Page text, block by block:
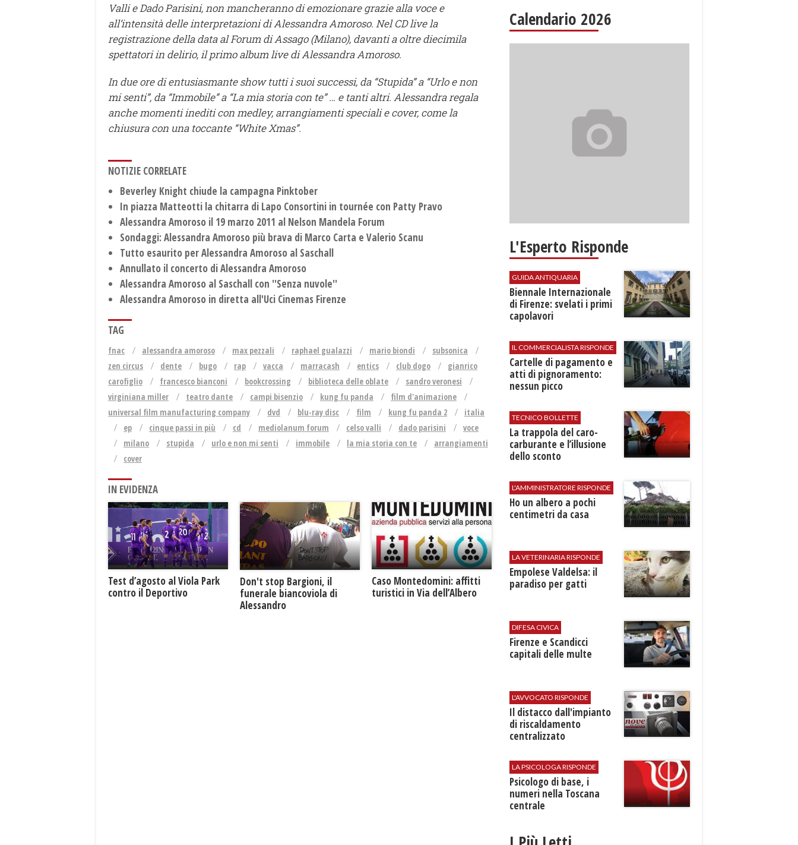
Valli e Dado Parisini, non mancheranno di emozionare grazie alla voce e
all’intensità delle interpretazioni di Alessandra Amoroso. Nel CD live la
registrazione della data al Forum di Assago (Milano), davanti a oltre diecimila
spettatori in delirio, il primo album live di Alessandra Amoroso.
In due ore di entusiasmante show tutti i suoi successi, da “Stupida” a “Urlo e non
mi senti”, da “Immobile” a “La mia storia con te” … e tanti altri. Alessandra regala
anche momenti inediti con medley, arrangiamenti speciali e cover, come la
chiusura con una toccante “White Xmas”.
NOTIZIE CORRELATE
Beverley Knight chiude la campagna Pinktober
In piazza Matteotti la chitarra di Lapo Consortini in tournée con Patty Pravo
Alessandra Amoroso il 19 marzo 2011 al Nelson Mandela Forum
Sondaggi: Alessandra Amoroso più brava di Marco Carta e Valerio Scanu
Tutto esaurito per Alessandra Amoroso al Saschall
Annullato il concerto di Alessandra Amoroso
Alessandra Amoroso al Saschall con ''Senza nuvole''
Alessandra Amoroso in diretta all'Uci Cinemas Firenze
TAG
fnac alessandra amoroso max pezzali raphael gualazzi mario biondi
subsonica
zen circus
dente bugo rap vacca marracash entics club dogo
gianrico
carofiglio
francesco bianconi bookcrossing biblioteca delle oblate
sandro veronesi
virginiana miller
teatro dante campi bisenzio kung fu panda
film d'animazione
universal film manufacturing company
dvd blu-ray disc film kung fu panda 2
italia
ep
cinque passi in più cd mediolanum forum celso valli dado parisini
voce
milano
stupida urlo e non mi senti immobile la mia storia con te
arrangiamenti
cover
IN EVIDENZA
Test d’agosto al Viola Park
contro il Deportivo
Don't stop Bargioni, il
funerale biancoviola di
Alessandro
Caso Montedomini: affitti
turistici in Via dell’Albero
Calendario 2026
L'Esperto Risponde
GUIDA ANTIQUARIA
Biennale Internazionale
di Firenze: svelati i primi
capolavori
IL COMMERCIALISTA RISPONDE
Cartelle di pagamento e
atti di pignoramento:
nessun picco
TECNICO BOLLETTE
​La trappola del caro-
carburante e l’illusione
dello sconto
L'AMMINISTRATORE RISPONDE
Ho un albero a pochi
centimetri da casa
LA VETERINARIA RISPONDE
Empolese Valdelsa: il
paradiso per gatti
DIFESA CIVICA
Firenze e Scandicci
capitali delle multe
L'AVVOCATO RISPONDE
Il distacco dall'impianto
di riscaldamento
centralizzato
LA PSICOLOGA RISPONDE
Psicologo di base, i
numeri nella Toscana
centrale